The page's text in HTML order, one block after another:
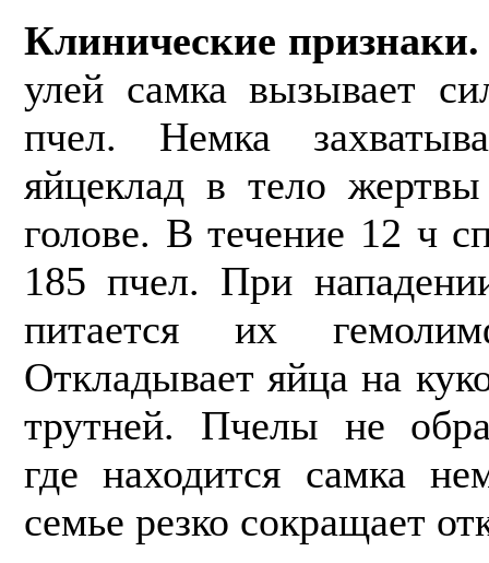
Клинические признаки.
улей самка вызывает
пчел. Немка
яйцеклад в тело
голове. В течение 12 ч
185 пчел. При
питается их
Откладывает яйца на
трутней. Пчелы не
где находится самка
семье резко сокращает